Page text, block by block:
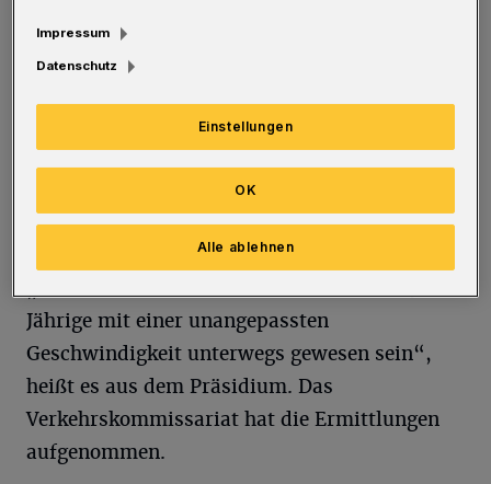
N ach Polizeiangaben verlor er auf Höhe
der Sporthalle die Kontrolle über sein
eine Laterne, die dabei umkippte. Beide
Insassen erlitten schwere Verletzungen. Der
Rettungsdienst brachte die jungen Männer ins
Krankenhaus.
Jährige mit einer unangepassten
Geschwindigkeit unterwegs gewesen sein“,
heißt es aus dem Präsidium. Das
Verkehrskommissariat hat die Ermittlungen
aufgenommen.
Impressum
Datenschutz
Einstellungen
Alle ablehnen
OK